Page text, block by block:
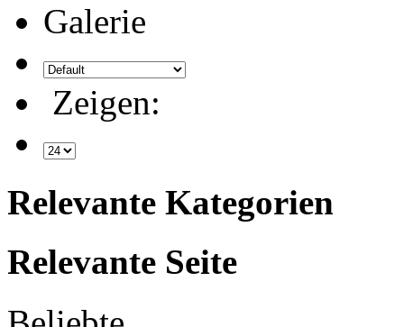
Galerie
Zeigen:
Relevante Kategorien
Relevante Seite